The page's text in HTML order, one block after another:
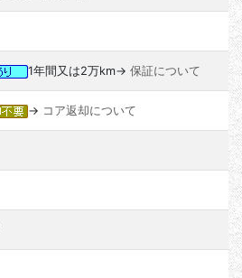
1年間又は2万km→ 保証について
→ コア返却について